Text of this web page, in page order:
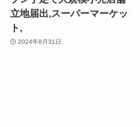
立地届出,スーパーマーケッ
ト,
2024年8月31日